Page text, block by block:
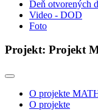
Deň otvorených
Video - DOD
Foto
Projekt: Projekt
O projekte
O projekte